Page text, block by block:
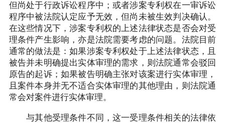
但尚处于行政诉讼程序中；或者涉案专利权在一审诉讼
程序中被法院认定应予无效，但尚未被生效判决确认。
在这些情况下，涉案专利权的上述法律状态是否会对受
理条件产生影响，亦是法院需要考虑的问题。法院目前
通常的做法是：如果涉案专利权处于上述法律状态，且
被告并未明确提出实体审理的需求，则法院通常会驳回
原告的起诉；如果被告明确主张对该案进行实体审理，
且案件本身并无不适合实体审理的其他理由，则法院通
常会对案件进行实体审理。
与其他受理条件不同，这一受理条件相关的法律依